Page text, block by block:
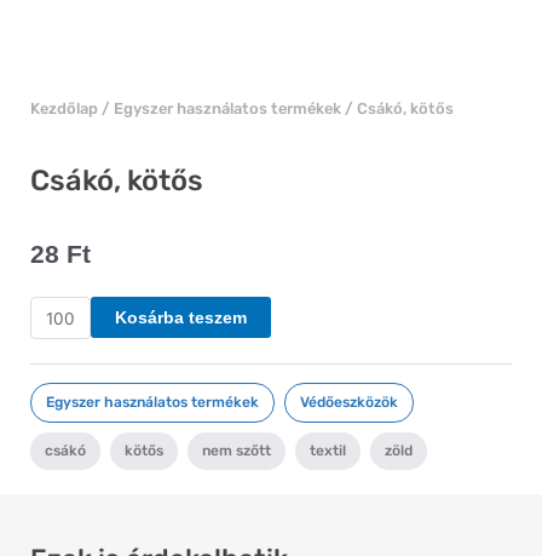
Kezdőlap / Egyszer használatos termékek / Csákó, kötős
Csákó, kötős
28 Ft
Csákó,
kötős
mennyiség
Kosárba teszem
Egyszer használatos termékek Védőeszközök
csákó kötős nem szőtt textil zöld